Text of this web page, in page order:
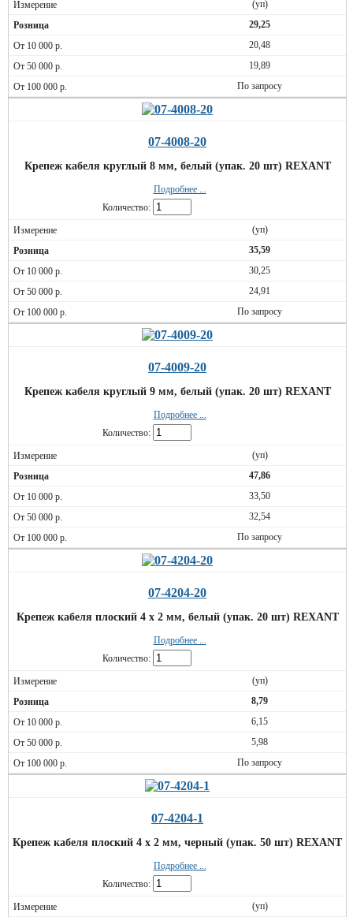
(уп)
29,25
20,48
19,89
По запросу
07-4008-20
Крепеж кабеля круглый 8 мм, белый (упак. 20 шт) REXANT
Подробнее ...
Количество:
(уп)
35,59
30,25
24,91
По запросу
07-4009-20
Крепеж кабеля круглый 9 мм, белый (упак. 20 шт) REXANT
Подробнее ...
Количество:
(уп)
47,86
33,50
32,54
По запросу
07-4204-20
Крепеж кабеля плоский 4 х 2 мм, белый (упак. 20 шт) REXANT
Подробнее ...
Количество:
(уп)
8,79
6,15
5,98
По запросу
07-4204-1
Крепеж кабеля плоский 4 х 2 мм, черный (упак. 50 шт) REXANT
Подробнее ...
Количество:
(уп)